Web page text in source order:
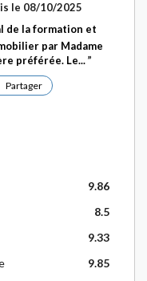
le 08/10/2025
de la formation et
par Madame
préférée. Le...
Partager
9.86
8.5
9.33
9.85